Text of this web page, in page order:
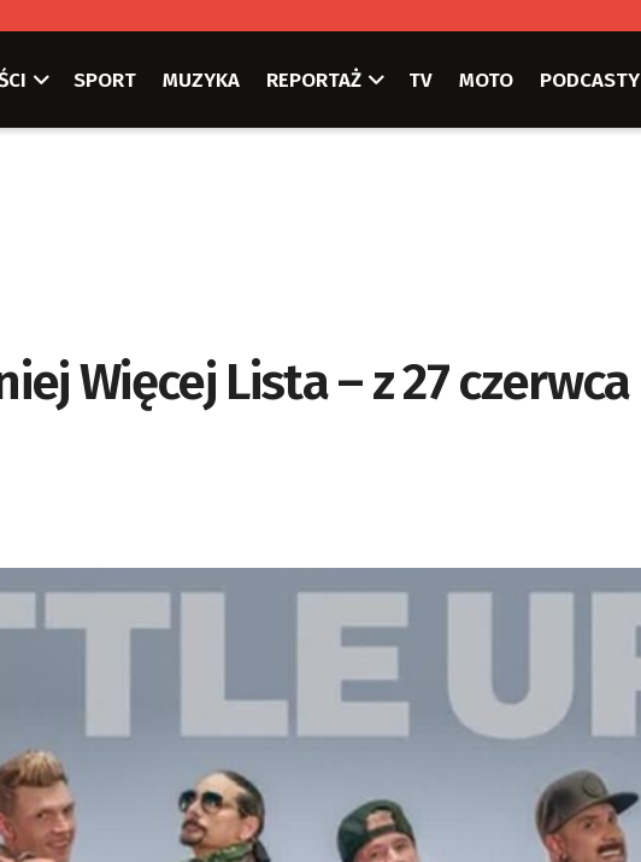
SPORT MUZYKA REPORTAŻ TV MOTO PODCASTY
Więcej Lista – z 27 czerwca